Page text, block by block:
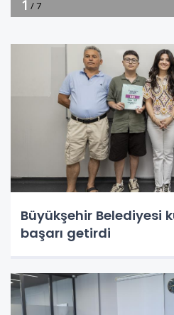
Büyükşehir Belediyesi
başarı getirdi